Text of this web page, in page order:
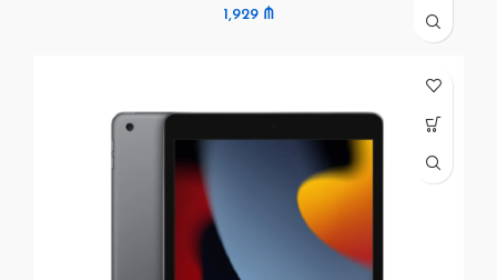
1,929 ₼